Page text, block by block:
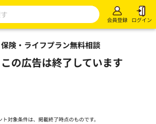
会員登録 ログイン
保険・ライフプラン無料相談
この広告は終了しています
対象条件は、掲載終了時点のものです。